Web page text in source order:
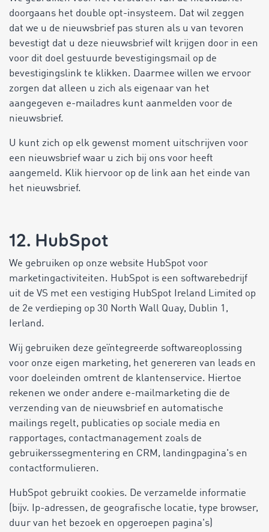
doorgaans het double opt-insysteem. Dat wil zeggen
dat we u de nieuwsbrief pas sturen als u van tevoren
bevestigt dat u deze nieuwsbrief wilt krijgen door in een
voor dit doel gestuurde bevestigingsmail op de
bevestigingslink te klikken. Daarmee willen we ervoor
zorgen dat alleen u zich als eigenaar van het
aangegeven e-mailadres kunt aanmelden voor de
nieuwsbrief.
U kunt zich op elk gewenst moment uitschrijven voor
een nieuwsbrief waar u zich bij ons voor heeft
aangemeld. Klik hiervoor op de link aan het einde van
het nieuwsbrief.
12. HubSpot
We gebruiken op onze website HubSpot voor
marketingactiviteiten. HubSpot is een softwarebedrijf
uit de VS met een vestiging HubSpot Ireland Limited op
de 2e verdieping op 30 North Wall Quay, Dublin 1,
Ierland.
Wij gebruiken deze geïntegreerde softwareoplossing
voor onze eigen marketing, het genereren van leads en
voor doeleinden omtrent de klantenservice. Hiertoe
rekenen we onder andere e-mailmarketing die de
verzending van de nieuwsbrief en automatische
mailings regelt, publicaties op sociale media en
rapportages, contactmanagement zoals de
gebruikerssegmentering en CRM, landingpagina's en
contactformulieren.
HubSpot gebruikt cookies. De verzamelde informatie
(bijv. Ip-adressen, de geografische locatie, type browser,
duur van het bezoek en opgeroepen pagina's)